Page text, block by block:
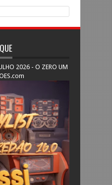
2026 - O ZERO UM